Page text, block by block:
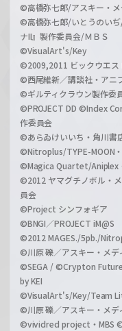
©高橋弥七郎/アスキー・
©高橋弥七郎/いとうのい
ナII』製作委員会/ＭＢＳ
©VisualArt's/Key
©2009,2011 ビックウエス
©西尾維新／講談社・アニ
©ギルティクラウン製作委
©PROJECT DD ©Index
作委員会
©あらゐけいいち・角川書
©Nitroplus/TYPE-MOON
©Magica Quartet/Aniplex
©2012 ヤマグチノボル・
員会
©Project シンフォギア
©BNGI／PROJECT iM@S
©2012 MAGES./5pb./
©川原 礫／アスキー・メ
©SEGA / ©Crypton
by KEI
©VisualArt's/Key/Team
©川原 礫／アスキー・メ
©vividred project・MBS